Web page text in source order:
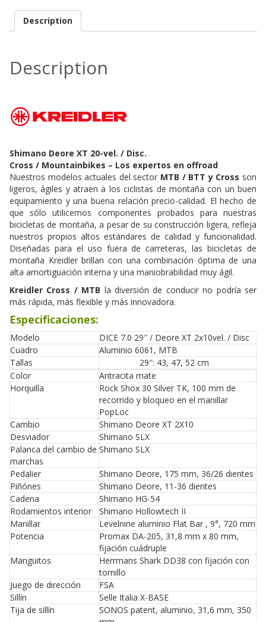
Description
Description
Shimano Deore XT 20-vel. / Disc.
Cross / Mountainbikes – Los expertos en offroad
Nuestros modelos actuales del sector MTB / BTT y Cross son
ligeros, ágiles y atraen a los ciclistas de montaña con un buen
equipamiento y una buena relación precio-calidad. El hecho de
que sólo utilicemos componentes probados para nuestras
bicicletas de montaña, a pesar de su construcción ligera, refleja
nuestros propios altos estándares de calidad y funcionalidad.
Diseñadas para el uso fuera de carreteras, las bicicletas de
montaña Kreidler brillan con una combinación óptima de una
alta amortiguación interna y una maniobrabilidad muy ágil.
Kreidler Cross / MTB la diversión de conducir no podría ser
más rápida, más flexible y más innovadora.
Especificaciones:
Modelo
DICE 7.0 29″ / Deore XT 2x10vel. / Disc
Cuadro
Aluminio 6061, MTB
Tallas
29″: 43, 47, 52 cm
Color
Antracita mate
Horquilla
Rock Shox 30 Silver TK, 100 mm de
recorrido y bloqueo en el manillar
PopLoc
Cambio
Shimano Deore XT 2X10
Desviador
Shimano SLX
Palanca del cambio de
marchas
Shimano SLX
Pedalier
Shimano Deore, 175 mm, 36/26 dientes
Piñónes
Shimano Deore, 11-36 dientes
Cadena
Shimano HG-54
Rodamientos interior
Shimano Hollowtech II
Manillar
Levelnine aluminio Flat Bar , 9°, 720 mm
Potencia
Promax DA-205, 31,8 mm x 80 mm,
fijación cuádruple
Manguitos
Herrmans Shark DD38 con fijación con
tornillo
Juego de dirección
FSA
Sillín
Selle Italia X-BASE
Tija de sillín
SONOS patent, aluminio, 31,6 mm, 350